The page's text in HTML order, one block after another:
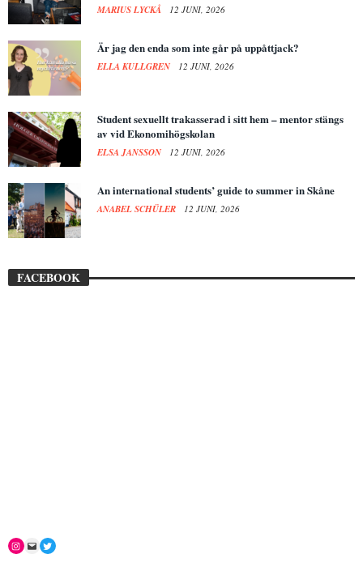
MARIUS LYCKÅ 12 JUNI, 2026
Är jag den enda som inte går på uppåttjack?
ELLA KULLGREN 12 JUNI, 2026
Student sexuellt trakasserad i sitt hem – mentor stängs
av vid Ekonomihögskolan
ELSA JANSSON 12 JUNI, 2026
An international students’ guide to summer in Skåne
ANABEL SCHÜLER 12 JUNI, 2026
FACEBOOK